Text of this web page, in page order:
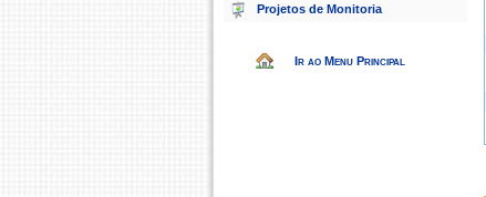
Projetos de Monitoria
Ir ao Menu Principal